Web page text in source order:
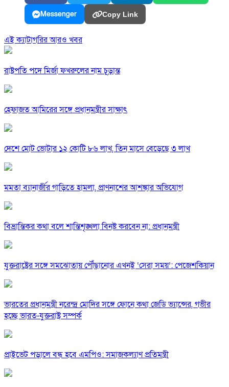
Messenger Copy Link
এই ক্যাটাগরির আরও খবর
রাষ্ট্রপতি পদে মির্জা ফখরুলের নাম চূড়ান্ত
হেফাজত আমিরের সঙ্গে প্রধানমন্ত্রীর সাক্ষাৎ
দেশে মোট ভোটার ১২ কোটি ৮৬ লাখ, তিন মাসে বেড়েছে ৩ লাখ
মমতা ব্যানার্জীর গাড়িতে হামলা, প্রাণনাশের আশঙ্কার অভিযোগ
বিভ্রান্তিকর কথা বলে শান্তিশৃঙ্খলা বিনষ্ট করবেন না: প্রধানমন্ত্রী
যুক্তরাষ্ট্রের সঙ্গে সমঝোতায় পৌঁছানোর এখনই ‘সেরা সময়’: পেজেশকিয়ান
ভারতের প্রধানমন্ত্রী নরেন্দ্র মোদির সঙ্গে ফোনে কথা জেডি ভ্যান্সের, গভীর
হচ্ছে ভারত-যুক্তরাষ্ট্র সম্পর্ক
প্রাইভেট পড়ালে বন্ধ হবে এমপিও: সমাজকল্যাণ প্রতিমন্ত্রী